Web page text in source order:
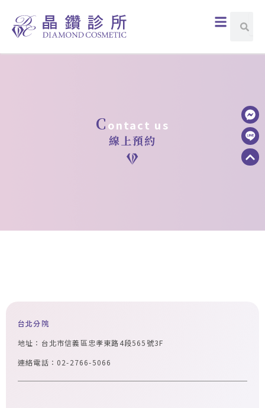
選
單
尋
contact us
線上預約
台北分院
地址：台北市信義區忠孝東路4段565號3F
連絡電話：02-2766-5066